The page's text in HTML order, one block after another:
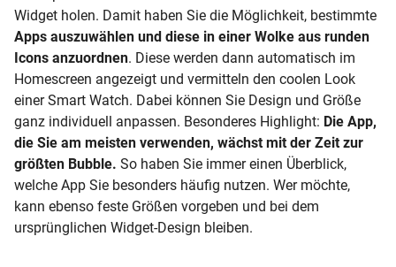
Widget holen. Damit haben Sie die Möglichkeit, bestimmte
Apps auszuwählen und diese in einer Wolke aus runden
Icons anzuordnen. Diese werden dann automatisch im
Homescreen angezeigt und vermitteln den coolen Look
einer Smart Watch. Dabei können Sie Design und Größe
ganz individuell anpassen. Besonderes Highlight: Die App,
die Sie am meisten verwenden, wächst mit der Zeit zur
größten Bubble. So haben Sie immer einen Überblick,
welche App Sie besonders häufig nutzen. Wer möchte,
kann ebenso feste Größen vorgeben und bei dem
ursprünglichen Widget-Design bleiben.